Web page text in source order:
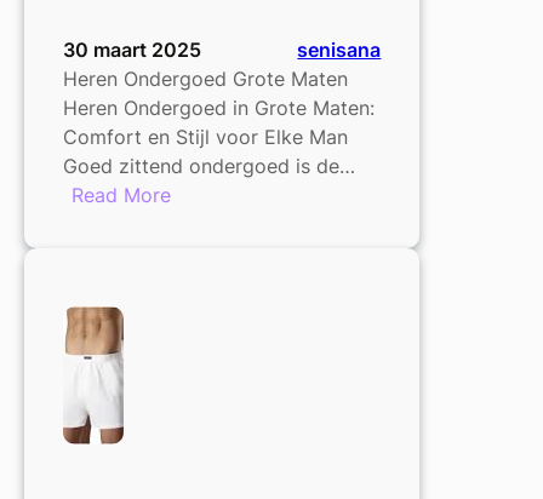
30 maart 2025
senisana
Heren Ondergoed Grote Maten
Heren Ondergoed in Grote Maten:
Comfort en Stijl voor Elke Man
Goed zittend ondergoed is de…
Read More: